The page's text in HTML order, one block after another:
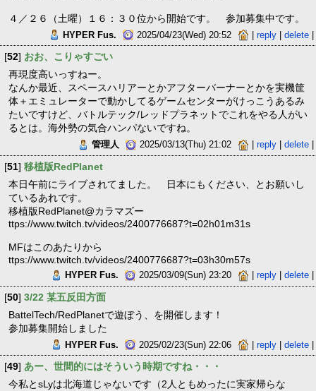
４／２６（土曜）１６：３０位から開始です。 参加募集中です。
HYPER Fus. 2025/04/23(Wed) 20:52 |reply |delete |
[52] おお、こりゃすごい
再現度高いっすねー。
なんか最近、スペースハリアーとかアフターバーナーとかを実機筐
体＋エミュレーターで動かしてるゲームセンターがけっこうあるみ
たいですけど、バトルテック/レッドプラネットでこれをやる人がい
るとは。海外勢の気合ハンパないですね。
管理人 2025/03/13(Thu) 21:02 |reply |delete
[51] 移植版RedPlanet
本日午前にライブされてました。 日本にもください、とお願いし
ているあれです。
移植版RedPlanet@カラマズー
ttps://www.twitch.tv/videos/2400776687?t=02h01m31s
MFはこのあたりから
ttps://www.twitch.tv/videos/2400776687?t=03h30m57s
HYPER Fus. 2025/03/09(Sun) 23:20 |reply |delete
[50] 3/22 某五反田方面
BattelTech/RedPlanetで遊ぼう、を開催します！
参加募集開始しました
HYPER Fus. 2025/02/23(Sun) 22:06 |reply |delete
[49] あー、世間的にはそういう時期ですね・・・
今私とsLyは北海道じゃないです（2人ともめったに実家帰らな